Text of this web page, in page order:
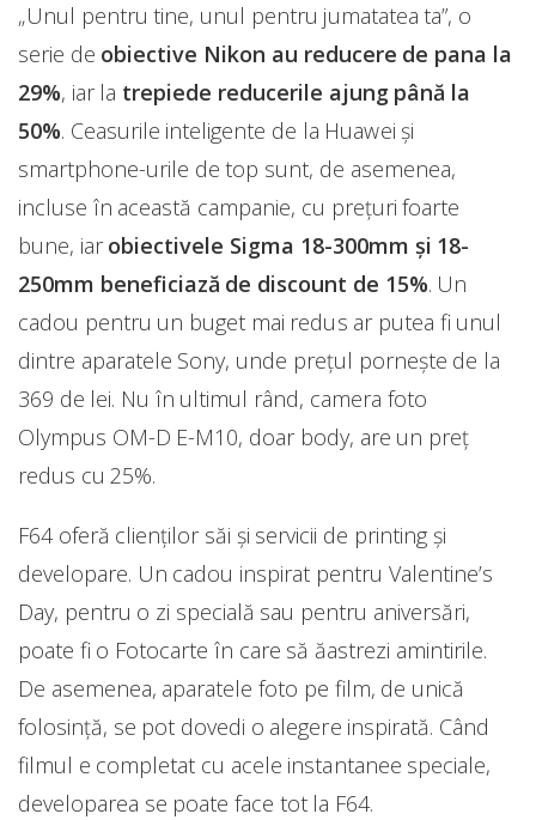
„Unul pentru tine, unul pentru jumatatea ta”, o
serie de obiective Nikon au reducere de pana la
29%, iar la trepiede reducerile ajung până la
50%. Ceasurile inteligente de la Huawei și
smartphone-urile de top sunt, de asemenea,
incluse în această campanie, cu prețuri foarte
bune, iarobiectivele Sigma 18-300mm și 18-
250mm beneficiază de discount de 15%. Un
cadou pentru un buget mai redus ar putea fi unul
dintre aparatele Sony, unde prețul pornește de la
369 de lei. Nu în ultimul rând, camera foto
Olympus OM-D E-M10, doar body, are un preț
redus cu 25%.
F64 oferă clienților săi și servicii de printing și
developare. Un cadou inspirat pentru Valentine’s
Day, pentru o zi specială sau pentru aniversări,
poate fi o Fotocarte în care să ăastrezi amintirile.
De asemenea, aparatele foto pe film, de unică
folosință, se pot dovedi o alegere inspirată. Când
filmul e completat cu acele instantanee speciale,
developarea se poate face tot la F64.